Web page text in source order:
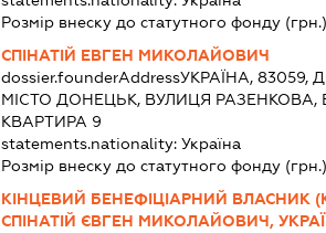
Розмір внеску до статутного фонду
СПІНАТІЙ ЕВГЕН МИКОЛАЙОВИЧ
dossier.founderAddressУКРАЇНА, 83059,
МІСТО ДОНЕЦЬК, ВУЛИЦЯ РАЗЕНКОВА,
КВАРТИРА 9
statements.nationality:Україна
Розмір внеску до статутного фонду
КІНЦЕВИЙ БЕНЕФІЦІАРНИЙ ВЛАСНИК
СПІНАТІЙ ЄВГЕН МИКОЛАЙОВИЧ,